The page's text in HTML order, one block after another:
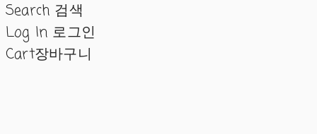
Search 검색
Log In 로그인
Cart장바구니